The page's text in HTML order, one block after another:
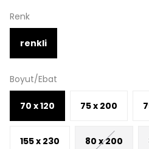
Renk
renkli
Boyut/Ebat
70 x 120 75 x 200
155 x 230 80 x 200